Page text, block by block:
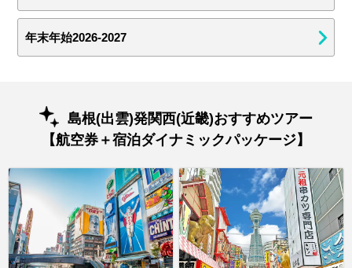
年末年始2026-2027
島根(出雲)発関西(近畿)おすすめツアー
【航空券＋宿泊ダイナミックパッケージ】